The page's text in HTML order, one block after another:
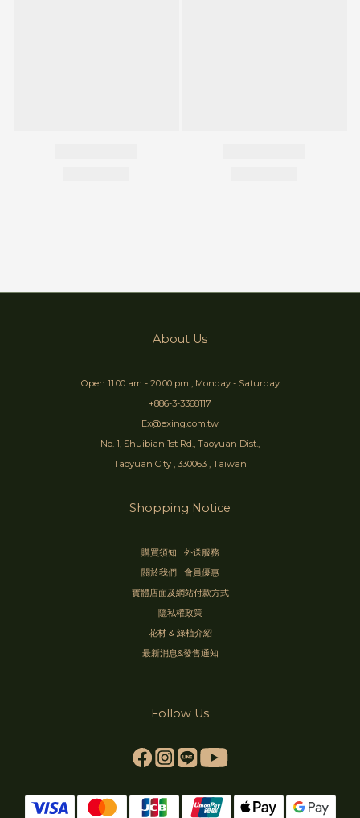
About Us
Open 11:00 am - 20:00 pm , Monday - Saturday
+886-3-3368117
Ex@exing.com.tw
No. 1, Shuibian 1st Rd., Taoyuan Dist.,
Taoyuan City , 330063 , Taiwan
Shopping Notice
購買須知
外送服務
關於我們
會員優惠
實體店面及網站付款方式
隱私權政策
花材 & 綠植介紹
最新消息&發售通知
Follow Us